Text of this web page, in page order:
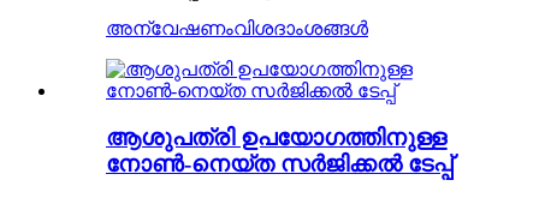
അന്വേഷണംവിശദാംശങ്ങൾ
ആശുപത്രി ഉപയോഗത്തിനുള്ള
നോൺ-നെയ്ത സർജിക്കൽ ടേപ്പ്